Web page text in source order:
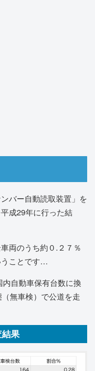
バー自動読取装置」を
成29年に行った結
両のうち約０.２７％
うことです…
自動車保有台数に換
無車検）で公道を走
果